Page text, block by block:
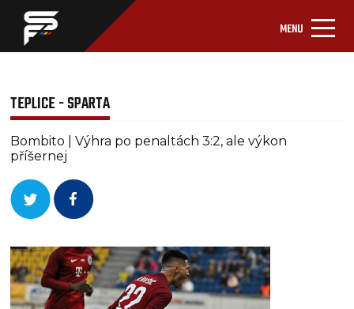
MENU
TEPLICE - SPARTA
Bombito | Výhra po penaltách 3:2, ale výkon
příšernej